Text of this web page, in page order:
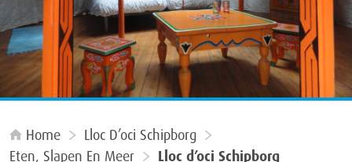
Home
Lloc D’oci Schipborg
Eten, Slapen En Meer
Lloc d’oci Schipborg